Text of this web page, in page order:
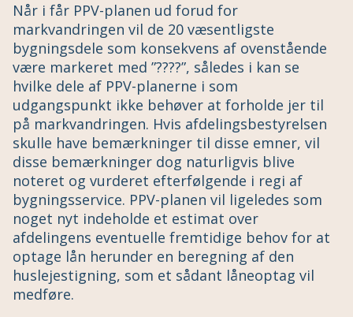
Når i får PPV-planen ud forud for
markvandringen vil de 20 væsentligste
bygningsdele som konsekvens af ovenstående
være markeret med ”????”, således i kan se
hvilke dele af PPV-planerne i som
udgangspunkt ikke behøver at forholde jer til
på markvandringen. Hvis afdelingsbestyrelsen
skulle have bemærkninger til disse emner, vil
disse bemærkninger dog naturligvis blive
noteret og vurderet efterfølgende i regi af
bygningsservice. PPV-planen vil ligeledes som
noget nyt indeholde et estimat over
afdelingens eventuelle fremtidige behov for at
optage lån herunder en beregning af den
huslejestigning, som et sådant låneoptag vil
medføre.